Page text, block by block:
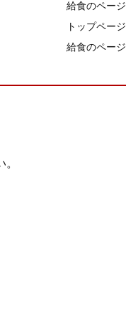
給食のページ
トップページ
給食のページ